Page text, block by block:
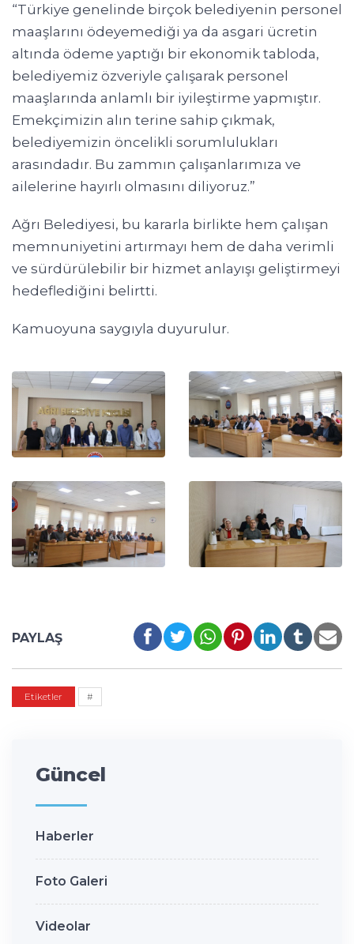
“Türkiye genelinde birçok belediyenin personel
maaşlarını ödeyemediği ya da asgari ücretin
altında ödeme yaptığı bir ekonomik tabloda,
belediyemiz özveriyle çalışarak personel
maaşlarında anlamlı bir iyileştirme yapmıştır.
Emekçimizin alın terine sahip çıkmak,
belediyemizin öncelikli sorumlulukları
arasındadır. Bu zammın çalışanlarımıza ve
ailelerine hayırlı olmasını diliyoruz.”
Ağrı Belediyesi, bu kararla birlikte hem çalışan
memnuniyetini artırmayı hem de daha verimli
ve sürdürülebilir bir hizmet anlayışı geliştirmeyi
hedeflediğini belirtti.
Kamuoyuna saygıyla duyurulur.
PAYLAŞ
Etiketler #
Güncel
Haberler
Foto Galeri
Videolar